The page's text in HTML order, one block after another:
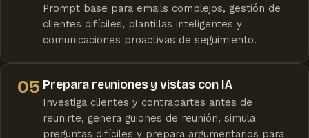
Prompt base para emails complejos, gestión de
clientes difíciles, plantillas inteligentes y
comunicaciones proactivas de seguimiento.
05 Prepara reuniones y vistas con IA
Investiga clientes y contrapartes antes de
reunirte, genera guiones de reunión, simula
preguntas difíciles y prepara argumentarios para